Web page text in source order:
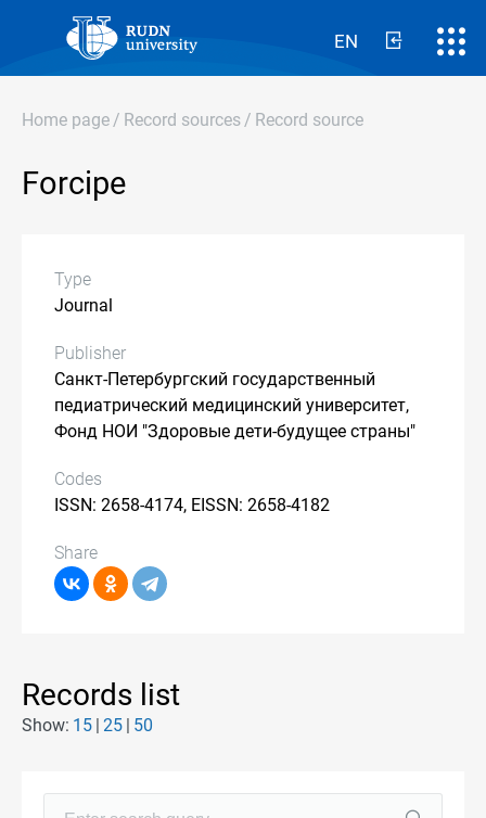
EN
Home page / Record sources / Record source
Forcipe
Type
Journal
Publisher
Санкт-Петербургский государственный
педиатрический медицинский университет,
Фонд НОИ "Здоровые дети-будущее страны"
Codes
ISSN: 2658-4174, EISSN: 2658-4182
Share
Records list
Show: 15 25 50